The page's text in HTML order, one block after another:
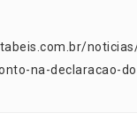
na-declaracao-